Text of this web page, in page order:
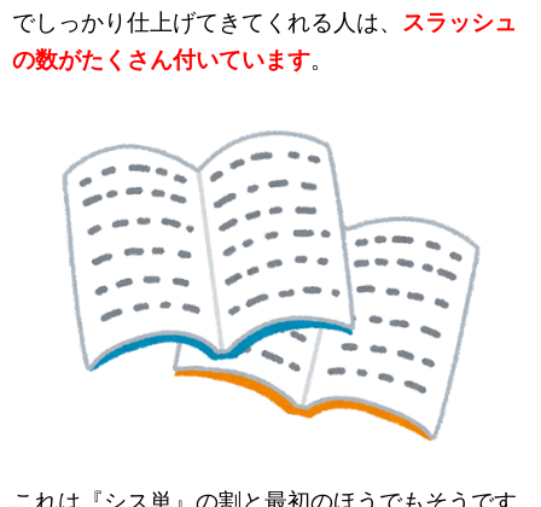
でしっかり仕上げてきてくれる人は、 スラッシュ
の数がたくさん付いています。
これは『シス単』の割と最初のほうでもそうです